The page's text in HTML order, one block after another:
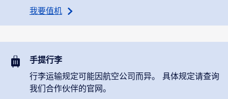
我要值机
手提行李
行李运输规定可能因航空公司而异。 具体规定请查询
我们合作伙伴的官网。